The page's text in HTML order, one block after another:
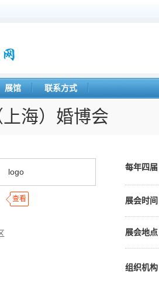
展馆 联系方式
海）婚博会
每年四
展会时
展会地
组织机构
◆
◆查看